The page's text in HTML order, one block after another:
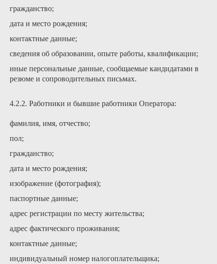
гражданство;
дата и место рождения;
контактные данные;
сведения об образовании, опыте работы, квалификации;
иные персональные данные, сообщаемые кандидатами в
резюме и сопроводительных письмах.
4.2.2. Работники и бывшие работники Оператора:
фамилия, имя, отчество;
пол;
гражданство;
дата и место рождения;
изображение (фотография);
паспортные данные;
адрес регистрации по месту жительства;
адрес фактического проживания;
контактные данные;
индивидуальный номер налогоплательщика;